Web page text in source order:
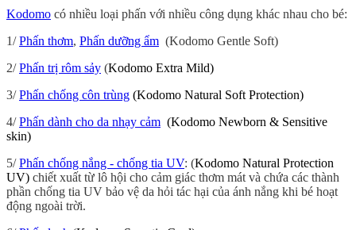
Kodomo có nhiều loại phấn với nhiều công dụng khác nhau cho bé:
1/Phấn thơm, Phấn dưỡng ẩm (Kodomo Gentle Soft)
2/Phấn trị rôm sảy (Kodomo Extra Mild)
3/Phấn chống côn trùng (Kodomo Natural Soft Protection)
4/Phấn dành cho da nhạy cảm (Kodomo Newborn & Sensitive
skin)
5/Phấn chống nắng - chống tia UV: (Kodomo Natural Protection
UV) chiết xuất từ lô hội cho cảm giác thơm mát và chứa các thành
phần chống tia UV bảo vệ da hỏi tác hại của ánh nắng khi bé hoạt
động ngoài trời.